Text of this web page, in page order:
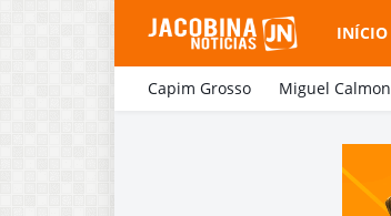
INÍCIO
Capim Grosso Miguel Calmon